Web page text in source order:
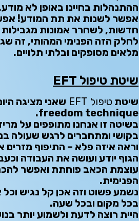
ההתנהלות בחיינו באופן לא
אפשר לשנות את תת המודע!
חדשות, לשחרר אמונות
לחלק הזה הפנימי המהותי, זה
מלאים מסופקים ובלתי תלויים.
שיטת טיפול EFT
שיטת טיפול EFT
freedom technique.
בשיטה זו אנחנו מתופפים על
בקושי ומתחברים לרגש שעולה
וראה איזה פלא – התיפוף
הגוף יודע ועושה את העבודה
עוצמת הכאב פוחתת ואפשר
הפנימית.
נשמע פשוט וזה אכן קל נגיש
בכל מקום ובכל שעה.
היית רוצה לדעת ולשמוע יותר